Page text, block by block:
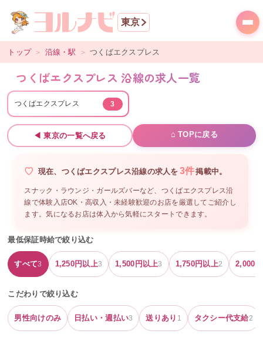
東京
トップ ＞ 沿線・駅 ＞ つくばエクスプレス
つくばエクスプレス 沿線の求人一覧
つくばエクスプレス 3
◀東京の一覧へ戻る ⌂ TOPに戻る
現在、 つくばエクスプレス沿線の求人を 3件掲載中。
スナック・ラウンジ・ガールズバーなど、 つくばエクスプレス沿
線で体験入店OK・高収入・未経験歓迎のお店を厳選してご紹介し
ます。気になるお店は体入から気軽にスタートできます。
最低保証時給で絞り込む
すべて3 1,250円以上3 1,500 円以上3 1,750円以上2 2,000
こだわりで絞り込む
男性向けのみ 日払い・週払い3 送りあり 1 タクシー代支給2